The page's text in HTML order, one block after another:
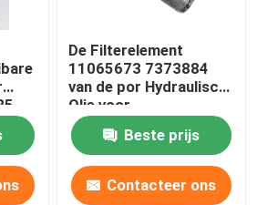
glasvezelfilter
waterfilter
De Filterelement
11065673 7373884
van de por Hydraulisch
Olie voor
Graafwerktuig Engine
Beste prijs
Contacteer ons